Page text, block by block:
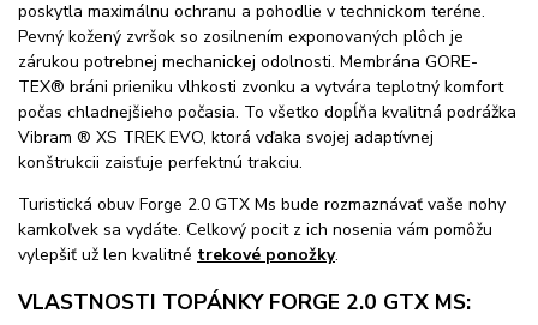
poskytla maximálnu ochranu a pohodlie v technickom teréne.
Pevný kožený zvršok so zosilnením exponovaných plôch je
zárukou potrebnej mechanickej odolnosti. Membrána GORE-
TEX® bráni prieniku vlhkosti zvonku a vytvára teplotný komfort
počas chladnejšieho počasia. To všetko dopĺňa kvalitná podrážka
Vibram ® XS TREK EVO, ktorá vďaka svojej adaptívnej
konštrukcii zaisťuje perfektnú trakciu.
Turistická obuv Forge 2.0 GTX Ms bude rozmaznávať vaše nohy
kamkoľvek sa vydáte. Celkový pocit z ich nosenia vám pomôžu
vylepšiť už len kvalitné trekové ponožky.
VLASTNOSTI TOPÁNKY FORGE 2.0 GTX MS: